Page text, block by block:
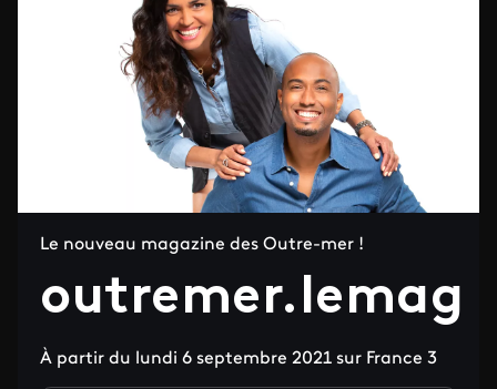
Le nouveau magazine des Outre-mer !
outremer.lemag
À partir du lundi 6 septembre 2021 sur France 3